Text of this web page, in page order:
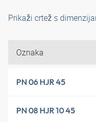
Prikaži crtež s
Oznaka
PN 06 HJR 45
PN 08 HJR 10 45